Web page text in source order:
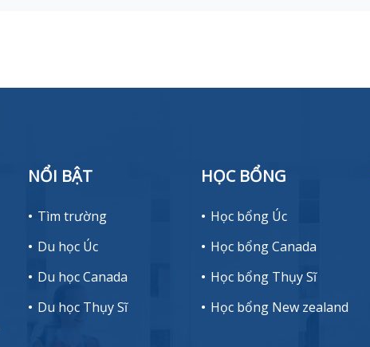
NỔI BẬT
Tìm trường
Du học Úc
Du học Canada
Du học Thụy Sĩ
HỌC BỔNG
Học bổng Úc
Học bổng Canada
Học bổng Thụy Sĩ
Học bổng New zealand